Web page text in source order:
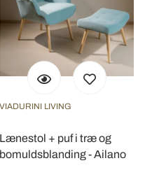
VIADURINI LIVING
Lænestol + puf i træ og
bomuldsblanding - Ailano